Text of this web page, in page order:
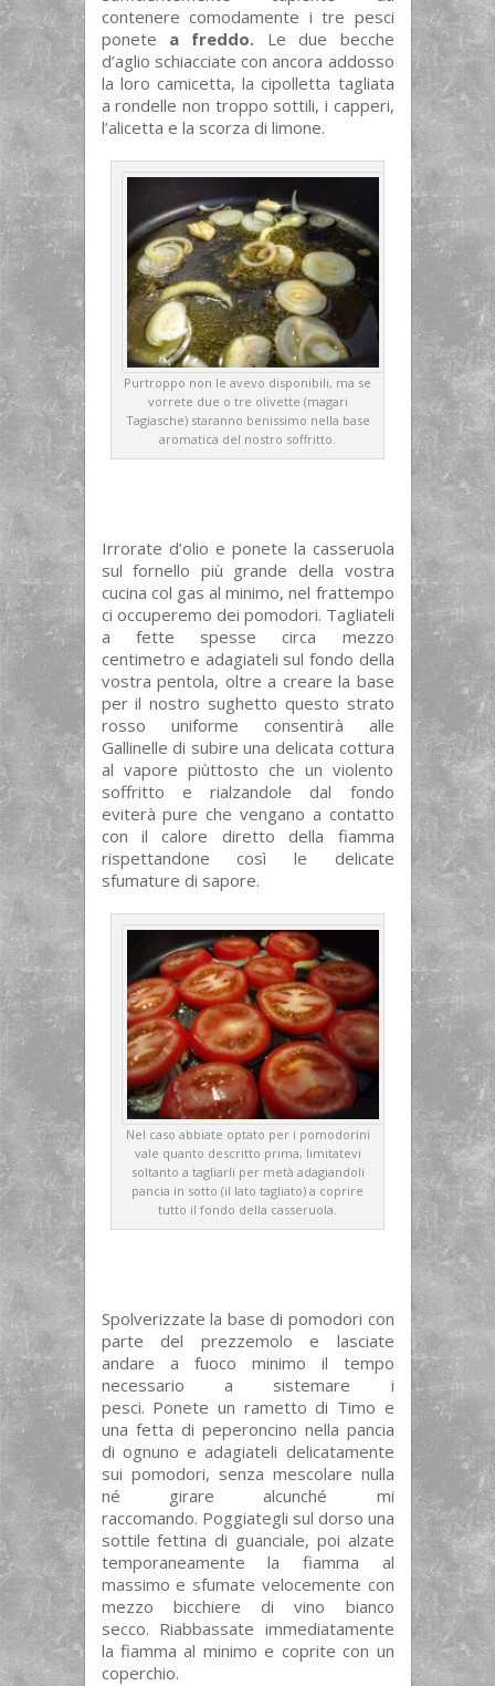
contenere comodamente i tre pesci
ponete a freddo. Le due becche
d’aglio schiacciate con ancora addosso
la loro camicetta, la cipolletta tagliata
a rondelle non troppo sottili, i capperi,
l’alicetta e la scorza di limone.
Purtroppo non le avevo disponibili, ma se
vorrete due o tre olivette (magari
Tagiasche) staranno benissimo nella base
aromatica del nostro soffritto.
Irrorate d’olio e ponete la casseruola
sul fornello più grande della vostra
cucina col gas al minimo, nel frattempo
ci occuperemo dei pomodori. Tagliateli
a fette spesse circa mezzo
centimetro e adagiateli sul fondo della
vostra pentola, oltre a creare la base
per il nostro sughetto questo strato
rosso uniforme consentirà alle
Gallinelle di subire una delicata cottura
al vapore piùttosto che un violento
soffritto e rialzandole dal fondo
eviterà pure che vengano a contatto
con il calore diretto della fiamma
rispettandone così le delicate
sfumature di sapore.
Nel caso abbiate optato per i pomodorini
vale quanto descritto prima, limitatevi
soltanto a tagliarli per metà adagiandoli
pancia in sotto (il lato tagliato) a coprire
tutto il fondo della casseruola.
Spolverizzate la base di pomodori con
parte del prezzemolo e lasciate
andare a fuoco minimo il tempo
necessario a sistemare i
pesci. Ponete un rametto di Timo e
una fetta di peperoncino nella pancia
di ognuno e adagiateli delicatamente
sui pomodori, senza mescolare nulla
né girare alcunché mi
raccomando. Poggiategli sul dorso una
sottile fettina di guanciale, poi alzate
temporaneamente la fiamma al
massimo e sfumate velocemente con
mezzo bicchiere di vino bianco
secco. Riabbassate immediatamente
la fiamma al minimo e coprite con un
coperchio.